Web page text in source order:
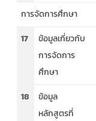
การจัดการศึกษา
17
ข้อมูลเกี่ยวกับ
การจัดการ
ศึกษา
18
ข้อมูล
หลักสูตรที่